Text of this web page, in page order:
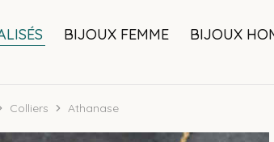
BIJOUX FEMME BIJOUX
Colliers Athanase